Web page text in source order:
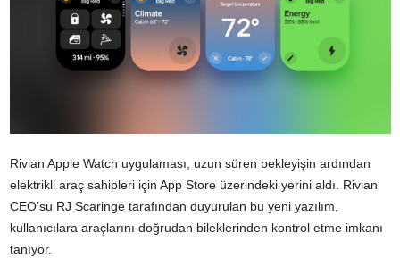
Rivian Apple Watch uygulaması, uzun süren bekleyişin ardından
elektrikli araç sahipleri için App Store üzerindeki yerini aldı. Rivian
CEO’su RJ Scaringe tarafından duyurulan bu yeni yazılım,
kullanıcılara araçlarını doğrudan bileklerinden kontrol etme imkanı
tanıyor.